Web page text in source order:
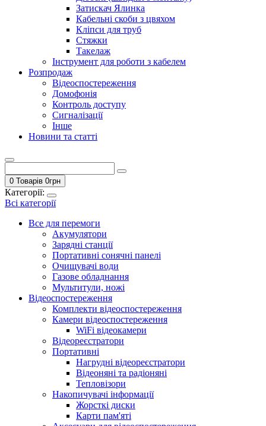
Затискач Ялинка
Кабельні скоби з цвяхом
Кліпси для труб
Стяжки
Такелаж
Інструмент для роботи з кабелем
Розпродаж
Відеоспостереження
Домофонія
Контроль доступу
Сигналізації
Інше
Новини та статті
0 Товарів 0грн
Категорії:
Всі категорії
Все для перемоги
Акумулятори
Зарядні станції
Портативні сонячні панелі
Очищувачі води
Газове обладнання
Мультитули, ножі
Відеоспостереження
Комплекти відеоспостереження
Камери відеоспостереження
WiFi відеокамери
Відеореєстратори
Портативні
Нагрудні відеореєстратори
Відеоняні та радіоняні
Тепловізори
Накопичувачі інформації
Жорсткі диски
Карти пам'яті